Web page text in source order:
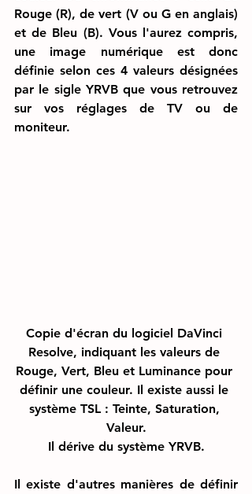
Rouge (R), de vert (V ou G en anglais)
et de Bleu (B). Vous l'aurez compris,
une image numérique est donc
définie selon ces 4 valeurs désignées
par le sigle YRVB que vous retrouvez
sur vos réglages de TV ou de
moniteur.
Copie d'écran du logiciel DaVinci
Resolve, indiquant les valeurs de
Rouge, Vert, Bleu et Luminance pour
définir une couleur. Il existe aussi le
système TSL : Teinte, Saturation,
Valeur.
Il dérive du système YRVB.
Il existe d'autres manières de définir